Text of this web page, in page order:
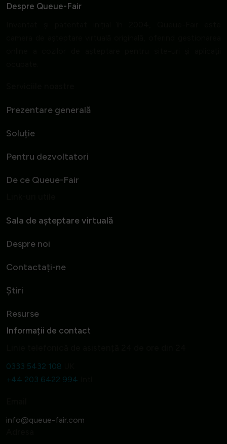
Despre Queue-Fair
Prezentare generală
Soluție
Pentru dezvoltatori
De ce Queue-Fair
Sala de așteptare virtuală
Despre noi
Contactați-ne
Știri
Resurse
Informații de contact
0333 5432 108
+44 203 6422 994